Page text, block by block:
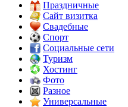
Праздничные
Сайт визитка
Свадебные
Спорт
Социальные сети
Туризм
Хостинг
Фото
Разное
Универсальные